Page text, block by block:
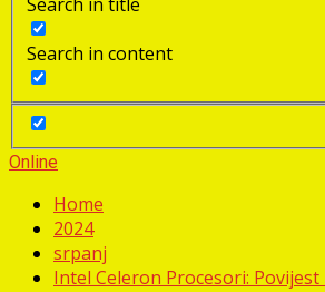
Search in content
Online
Home
2024
srpanj
Intel Celeron Procesori: Povijest